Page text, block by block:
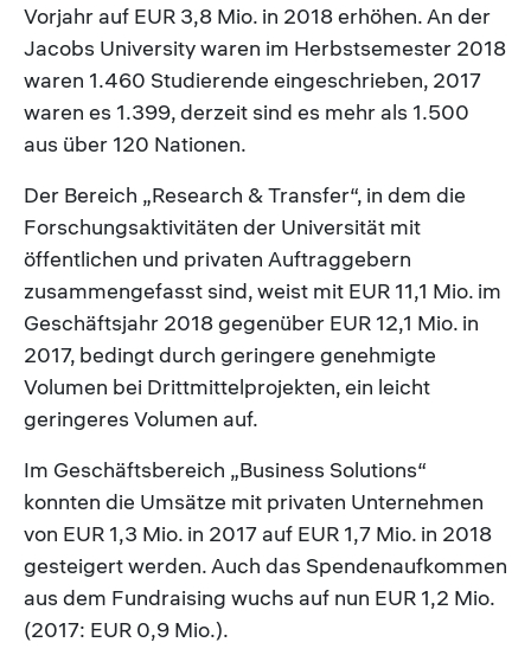
Vorjahr auf EUR 3,8 Mio. in 2018 erhöhen. An der
Jacobs University waren im Herbstsemester 2018
waren 1.460 Studierende eingeschrieben, 2017
waren es 1.399, derzeit sind es mehr als 1.500
aus über 120 Nationen.
Der Bereich „Research & Transfer“, in dem die
Forschungsaktivitäten der Universität mit
öffentlichen und privaten Auftraggebern
zusammengefasst sind, weist mit EUR 11,1 Mio. im
Geschäftsjahr 2018 gegenüber EUR 12,1 Mio. in
2017, bedingt durch geringere genehmigte
Volumen bei Drittmittelprojekten, ein leicht
geringeres Volumen auf.
Im Geschäftsbereich „Business Solutions“
konnten die Umsätze mit privaten Unternehmen
von EUR 1,3 Mio. in 2017 auf EUR 1,7 Mio. in 2018
gesteigert werden. Auch das Spendenaufkommen
aus dem Fundraising wuchs auf nun EUR 1,2 Mio.
(2017: EUR 0,9 Mio.).